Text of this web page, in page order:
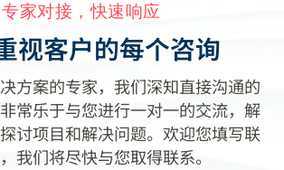
专家对接，快速响应
视客户的每个咨询
方案的专家，我们深知直接沟通的
常乐于与您进行一对一的交流，解
讨项目和解决问题。欢迎您填写联
我们将尽快与您取得联系。